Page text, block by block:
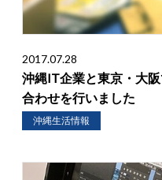
2017.07.28
沖縄IT企業と東京・大
合わせを行いました
沖縄生活情報